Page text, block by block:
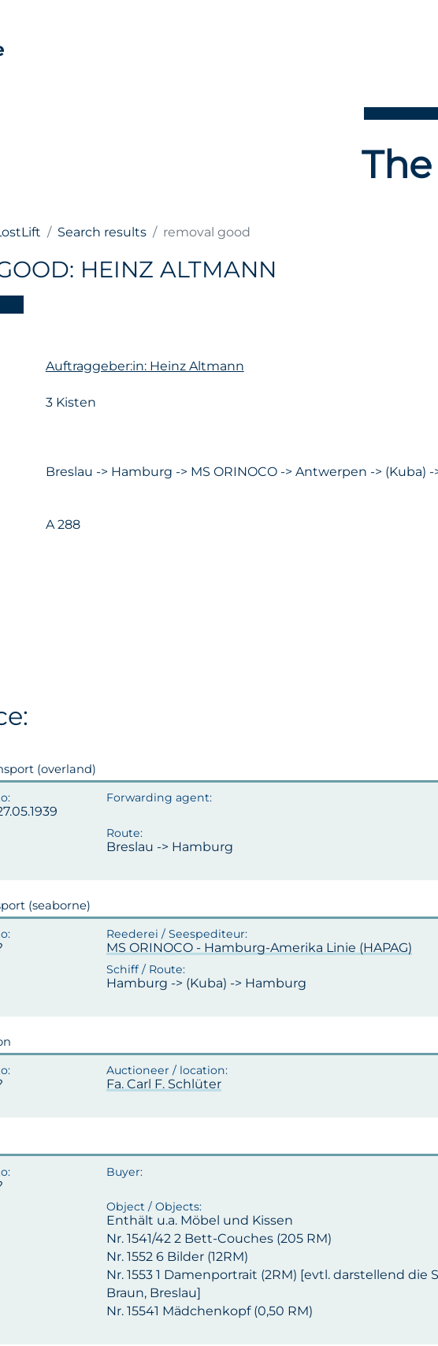
Search results removal good
HEINZ ALTMANN
Auftraggeber:in: Heinz Altmann
3 Kisten
Breslau -> Hamburg -> MS ORINOCO -> Antwerpen -> (Kuba)
A 288
(overland)
Breslau -> Hamburg
(seaborne)
MS ORINOCO - Hamburg-Amerika Linie (HAPAG)
Hamburg -> (Kuba) -> Hamburg
Fa. Carl F. Schlüter
Enthält u.a. Möbel und Kissen
Nr. 1541/42 2 Bett-Couches (205 RM)
Nr. 1552 6 Bilder (12RM)
Nr. 1553 1 Damenportrait (2RM) [evtl. darstellend
Braun, Breslau]
Nr. 15541 Mädchenkopf (0,50 RM)